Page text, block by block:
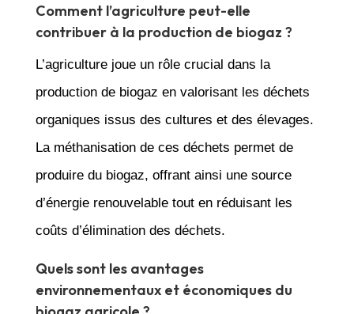
Comment l’agriculture peut-elle
contribuer à la production de biogaz ?
L’agriculture joue un rôle crucial dans la
production de biogaz en valorisant les déchets
organiques issus des cultures et des élevages.
La méthanisation de ces déchets permet de
produire du biogaz, offrant ainsi une source
d’énergie renouvelable tout en réduisant les
coûts d’élimination des déchets.
Quels sont les avantages
environnementaux et économiques du